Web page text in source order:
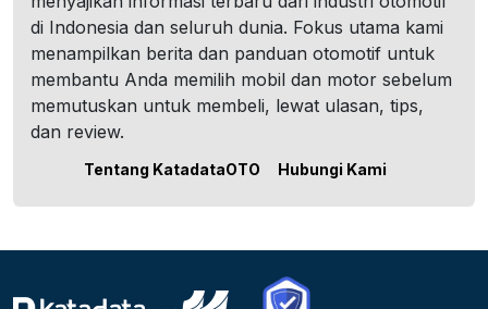
di Indonesia dan seluruh dunia. Fokus utama kami
menampilkan berita dan panduan otomotif untuk
membantu Anda memilih mobil dan motor sebelum
memutuskan untuk membeli, lewat ulasan, tips,
dan review.
Tentang KatadataOTO Hubungi Kami